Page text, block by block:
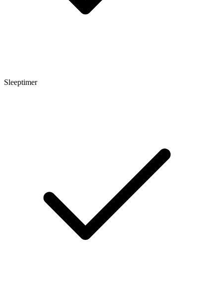
Sleeptimer